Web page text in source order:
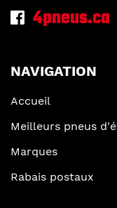
4pneus.ca
NAVIGATION
Accueil
Meilleurs pneus
Marques
Rabais postaux